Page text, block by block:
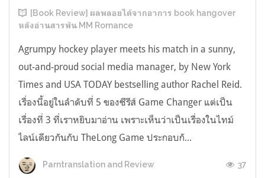
[Book Review] ผลพลอยได้จากอาการ book hangover
หลังอ่านสารพัน MM Romance
Agrumpy hockey player meets his match in a sunny,
out-and-proud social media manager, by New York
Times and USA TODAY bestselling author Rachel Reid.
เรื่องนี้อยู่ในลำดับที่ 5 ของซีรีส์ Game Changer แต่เป็น
เรื่องที่ 3 ที่เราหยิบมาอ่าน เพราะเห็นว่าเป็นเรื่องในไทม์
ไลน์เดียวกันกับ TheLong Game ประกอบกั...
Parntranslation and Review 37